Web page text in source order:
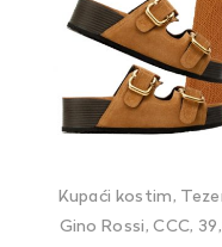
Kupaći kostim,
Gino Rossi, CCC,